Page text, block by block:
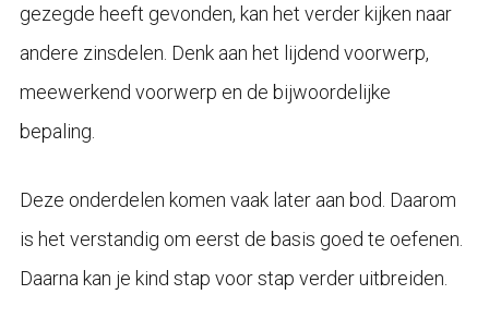
gezegde heeft gevonden, kan het verder kijken naar
andere zinsdelen. Denk aan het lijdend voorwerp,
meewerkend voorwerp en de bijwoordelijke
bepaling.
Deze onderdelen komen vaak later aan bod. Daarom
is het verstandig om eerst de basis goed te oefenen.
Daarna kan je kind stap voor stap verder uitbreiden.